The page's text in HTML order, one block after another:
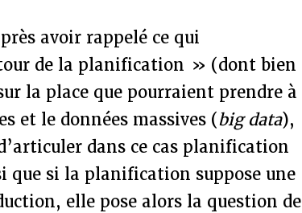
avoir rappelé ce qui
de la planification » (dont bien
la place que pourraient prendre à
et le données massives (big data),
dans ce cas planification
si la planification suppose une
elle pose alors la question de